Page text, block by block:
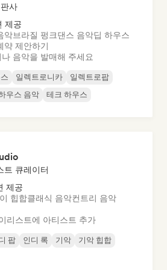
사
제공
악브라질 펑크댄스 음악딥 하우스
약 제안하기
음악을 발매해 주세요
일렉트로니카
일렉트로팝
우스 음악 테크 하우스
트 큐레이터
제공
힙합클래식 음악컨트리 음악
리스트에 아티스트 추가
팝 인디 록 기악
기악 힙합